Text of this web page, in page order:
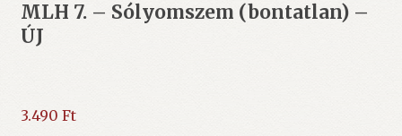
MLH 7. – Sólyomszem (bontatlan) –
ÚJ
3.490 Ft